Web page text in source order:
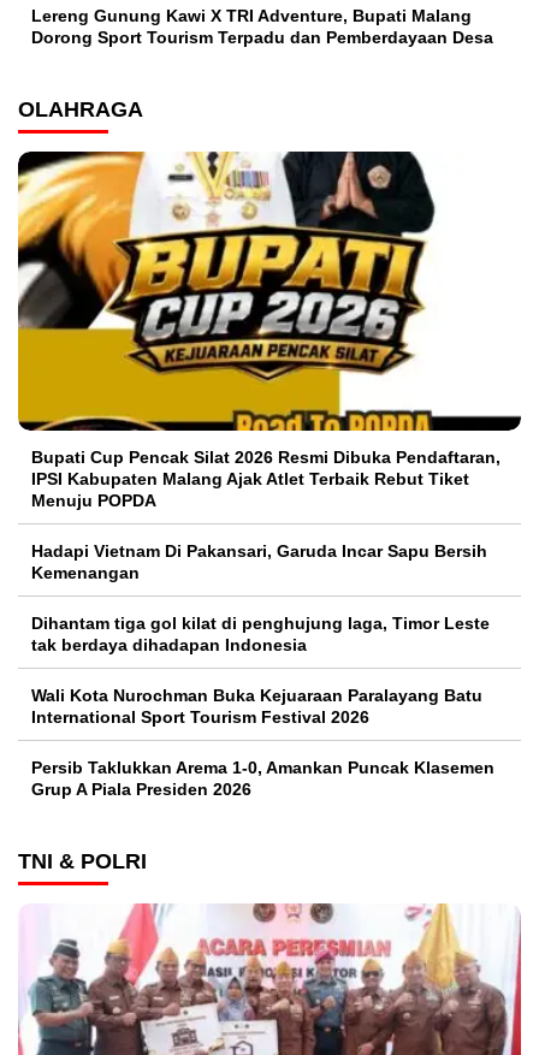
Lereng Gunung Kawi X TRI Adventure, Bupati Malang
Dorong Sport Tourism Terpadu dan Pemberdayaan Desa
OLAHRAGA
Bupati Cup Pencak Silat 2026 Resmi Dibuka Pendaftaran,
IPSI Kabupaten Malang Ajak Atlet Terbaik Rebut Tiket
Menuju POPDA
Hadapi Vietnam Di Pakansari, Garuda Incar Sapu Bersih
Kemenangan
Dihantam tiga gol kilat di penghujung laga, Timor Leste
tak berdaya dihadapan Indonesia
Wali Kota Nurochman Buka Kejuaraan Paralayang Batu
International Sport Tourism Festival 2026
Persib Taklukkan Arema 1-0, Amankan Puncak Klasemen
Grup A Piala Presiden 2026
TNI & POLRI